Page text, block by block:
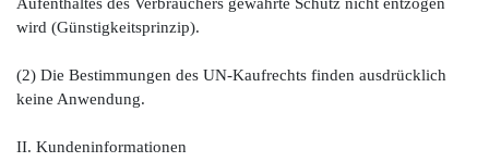
wird (Günstigkeitsprinzip).
(2) Die Bestimmungen des UN-Kaufrechts finden ausdrücklich
keine Anwendung.
II. Kundeninformationen